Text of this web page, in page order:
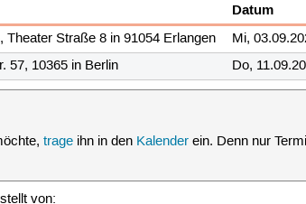
Datum
Theater Straße 8 in 91054 Erlangen Mi,
57, 10365 in Berlin Do,
trage ihn in den Kalender ein. Denn nur
von: